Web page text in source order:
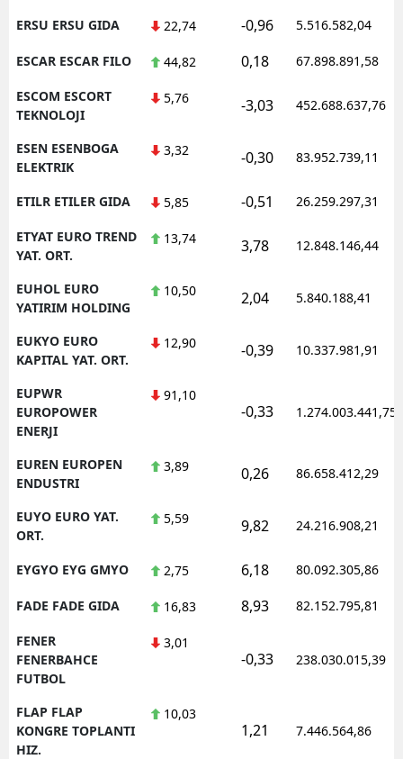
ERSU ERSU GIDA 22,74 -0,96 5.516.582,04
ESCAR ESCAR FILO 44,82 0,18 67.898.891,58
ESCOM ESCORT
TEKNOLOJI
5,76 -3,03 452.688.637,76
ESEN ESENBOGA
ELEKTRIK
3,32 -0,30 83.952.739,11
ETILR ETILER GIDA 5,85 -0,51 26.259.297,31
ETYAT EURO TREND
YAT. ORT.
13,74 3,78 12.848.146,44
EUHOL EURO
YATIRIM HOLDING
10,50 2,04 5.840.188,41
EUKYO EURO
KAPITAL YAT. ORT.
12,90 -0,39 10.337.981,91
EUPWR
EUROPOWER
ENERJI
91,10
-0,33 1.274.003.441,75
EUREN EUROPEN
ENDUSTRI
3,89 0,26 86.658.412,29
EUYO EURO YAT.
ORT.
5,59 9,82 24.216.908,21
EYGYO EYG GMYO 2,75 6,18 80.092.305,86
FADE FADE GIDA 16,83 8,93 82.152.795,81
FENER
FENERBAHCE
FUTBOL
3,01
-0,33 238.030.015,39
FLAP FLAP
KONGRE TOPLANTI
HIZ.
10,03
1,21 7.446.564,86